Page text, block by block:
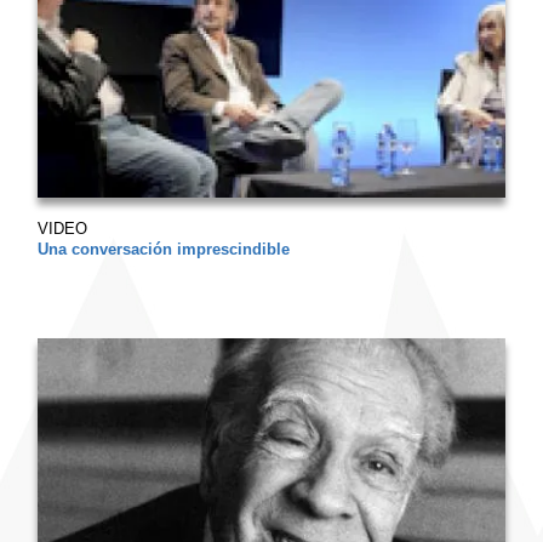
VIDEO
Una conversación imprescindible